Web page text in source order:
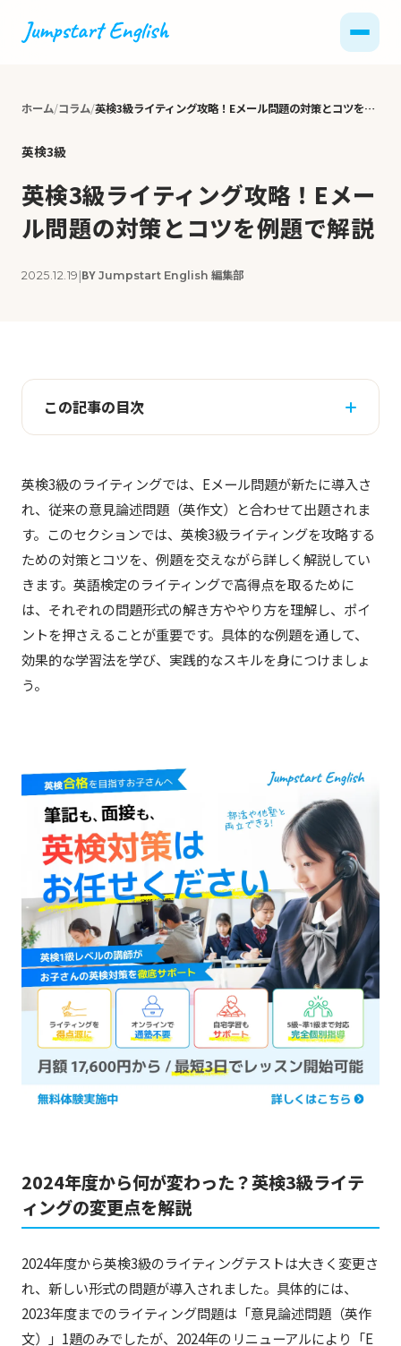
ホーム コラム 英検3級ライティング攻略！Eメール問題の対策とコツを例題で解説
英検3級
英検3級ライティング攻略！Eメー
ル問題の対策とコツを例題で解説
2025.12.19 |BY Jumpstart English 編集部
この記事の目次
英検3級のライティングでは、Eメール問題が新たに導入さ
れ、従来の意見論述問題（英作文）と合わせて出題されま
す。このセクションでは、英検3級ライティングを攻略する
ための対策とコツを、例題を交えながら詳しく解説してい
きます。英語検定のライティングで高得点を取るために
は、それぞれの問題形式の解き方ややり方を理解し、ポイ
ントを押さえることが重要です。具体的な例題を通して、
効果的な学習法を学び、実践的なスキルを身につけましょ
う。
2024年度から何が変わった？英検3級ライテ
ィングの変更点を解説
2024年度から英検3級のライティングテストは大きく変更さ
れ、新しい形式の問題が導入されました。具体的には、
2023年度までのライティング問題は「意見論述問題（英作
文）」1題のみでしたが、2024年のリニューアルにより「E